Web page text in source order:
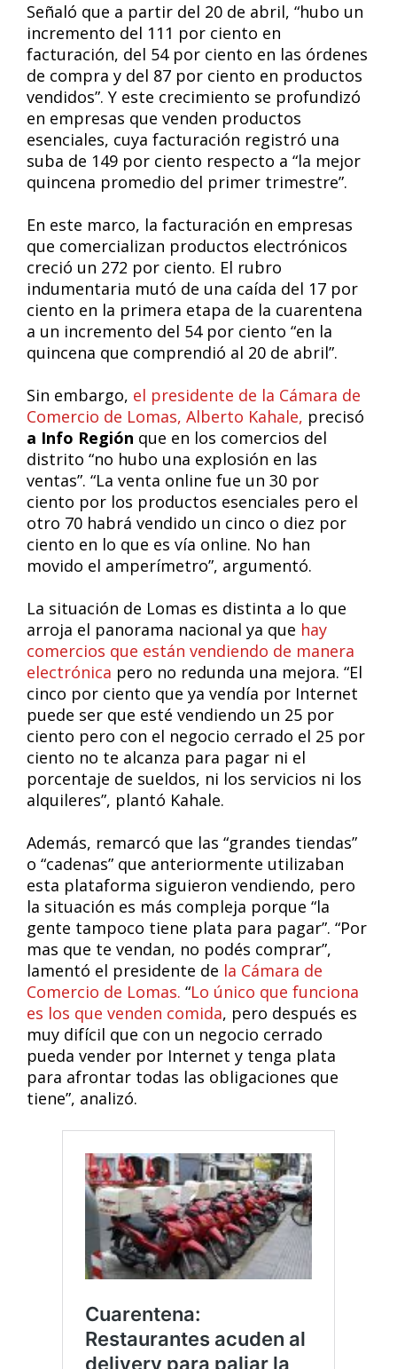
Señaló que a partir del 20 de abril, “hubo un
incremento del 111 por ciento en
facturación, del 54 por ciento en las órdenes
de compra y del 87 por ciento en productos
vendidos”. Y este crecimiento se profundizó
en empresas que venden productos
esenciales, cuya facturación registró una
suba de 149 por ciento respecto a “la mejor
quincena promedio del primer trimestre”.
En este marco, la facturación en empresas
que comercializan productos electrónicos
creció un 272 por ciento. El rubro
indumentaria mutó de una caída del 17 por
ciento en la primera etapa de la cuarentena
a un incremento del 54 por ciento “en la
quincena que comprendió al 20 de abril”.
Sin embargo, el presidente de la Cámara de
Comercio de Lomas, Alberto Kahale, precisó
a Info Región que en los comercios del
distrito “no hubo una explosión en las
ventas”. “La venta online fue un 30 por
ciento por los productos esenciales pero el
otro 70 habrá vendido un cinco o diez por
ciento en lo que es vía online. No han
movido el amperímetro”, argumentó.
La situación de Lomas es distinta a lo que
arroja el panorama nacional ya que hay
comercios que están vendiendo de manera
electrónica pero no redunda una mejora. “El
cinco por ciento que ya vendía por Internet
puede ser que esté vendiendo un 25 por
ciento pero con el negocio cerrado el 25 por
ciento no te alcanza para pagar ni el
porcentaje de sueldos, ni los servicios ni los
alquileres”, plantó Kahale.
Además, remarcó que las “grandes tiendas”
o “cadenas” que anteriormente utilizaban
esta plataforma siguieron vendiendo, pero
la situación es más compleja porque “la
gente tampoco tiene plata para pagar”. “Por
mas que te vendan, no podés comprar”,
lamentó el presidente de la Cámara de
Comercio de Lomas. “Lo único que funciona
es los que venden comida, pero después es
muy difícil que con un negocio cerrado
pueda vender por Internet y tenga plata
para afrontar todas las obligaciones que
tiene”, analizó.